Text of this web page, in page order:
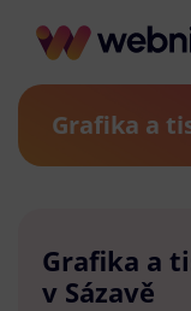
Grafika a
Grafika a
v Sázavě